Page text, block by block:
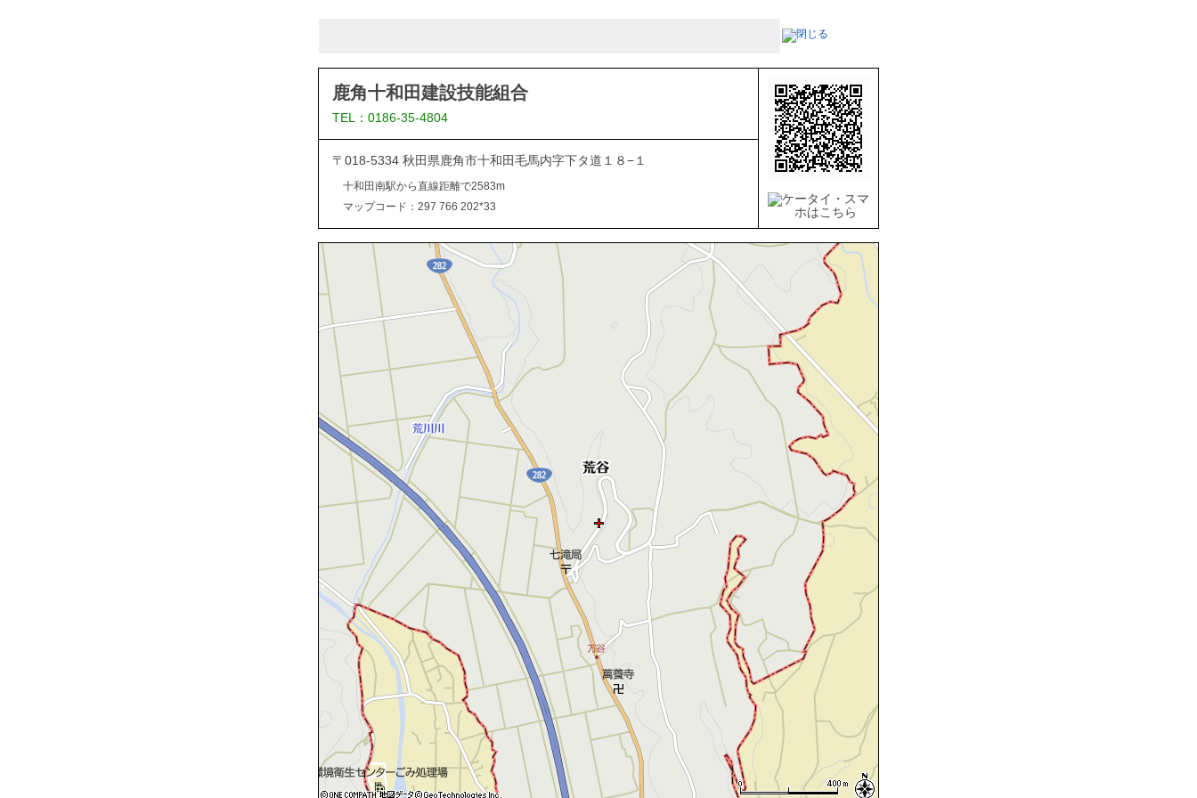
鹿角十和田建設技能組合
TEL：0186-35-4804
〒018-5334 秋田県鹿角市十和田毛馬内字下タ道１８−１
十和田南駅から直線距離で2583m
マップコード：297 766 202*33